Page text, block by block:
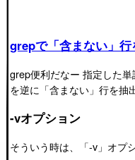
grepで「含まない」行
grep便利だなー 指定した
を逆に「含まない」行を抽
-vオプション
そういう時は、「-v」オ